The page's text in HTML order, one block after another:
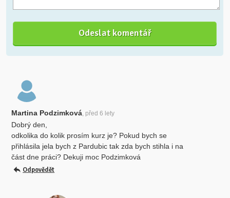
Martina Podzimková, před 6 lety
Dobrý den,
odkolika do kolik prosím kurz je? Pokud bych se
přihlásila jela bych z Pardubic tak zda bych stihla i na
část dne práci? Dekuji moc Podzimková
Odpovědět